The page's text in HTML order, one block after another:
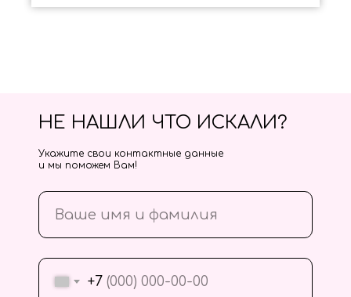
+7
НЕ НАШЛИ ЧТО ИСКАЛИ?
Укажите свои контактные данные
и мы поможем Вам!